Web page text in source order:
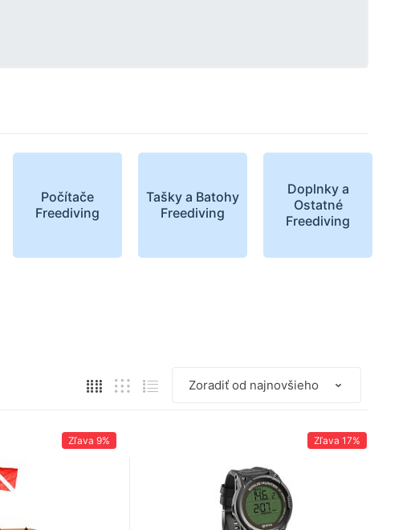
Počítače
Freediving
Tašky a Batohy
Freediving
Doplnky a
Ostatné
Freediving
Zľava 9% Zľava 17%